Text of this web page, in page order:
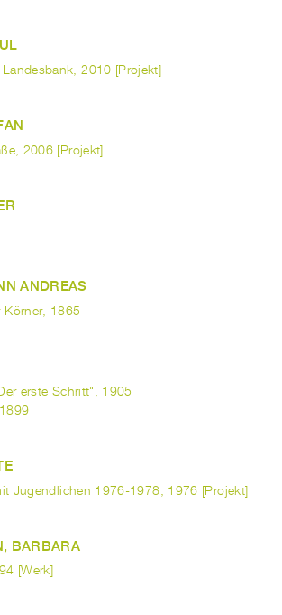
2010 [Projekt]
2006 [Projekt]
ANDREAS
Körner, 1865
erste Schritt", 1905
Jugendlichen 1976-1978, 1976 [Projekt]
BARBARA
[Werk]